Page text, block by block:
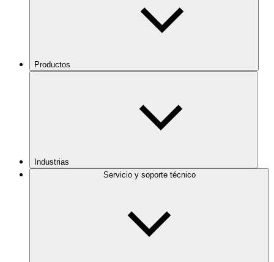
Productos
Industrias
Servicio y soporte técnico